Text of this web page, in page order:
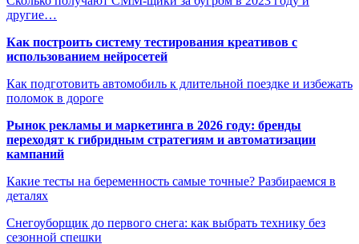
другие…
Как построить систему тестирования креативов с
использованием нейросетей
Как подготовить автомобиль к длительной поездке и избежать
поломок в дороге
Рынок рекламы и маркетинга в 2026 году: бренды
переходят к гибридным стратегиям и автоматизации
кампаний
Какие тесты на беременность самые точные? Разбираемся в
деталях
Снегоуборщик до первого снега: как выбрать технику без
сезонной спешки